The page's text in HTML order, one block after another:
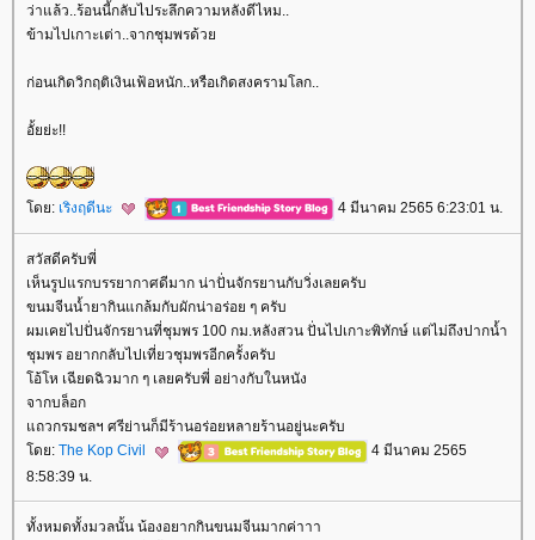
ว่าแล้ว..ร้อนนี้กลับไประลึกความหลังดีไหม..
ข้ามไปเกาะเต่า..จากชุมพรด้ว
ก่อนเกิดวิกฤติเงินเฟ้อหนัก..หรือเกิดสงครามโลก..
อั้ยย่ะ!!
ดย: เริงฤดีนะ 4 มีนาคม 2565 6:23:01 น.
สวัสดีครับพี่
เห็นรูปแรกบรรยากาศดีมาก น่าปั่นจักรยานกับวิ่งเลยครับ
ขนมจีนน้ำยากินแกล้มกับผักน่าอร่อย ๆ ครับ
ผมเคยไปปั่นจักรยานที่ชุมพร 100 กม.หลังสวน ปั่นไปเกาะพิทักษ์ แต่ไม่ถึงปากน้ำ
ชุมพร อยากกลับไปเที่ยวชุมพรอีกครั้งครับ
อ้โห เฉียดฉิวมาก ๆ เลยครับพี่ อย่างกับในหนัง
จากบล็อก
ถวกรมชลฯ ศรีย่านก็มีร้านอร่อยหลายร้านอยู่นะครับ
ดย: The Kop Civil
4 มีนาคม 2565
8:58:39 น.
ทั้งหมดทั้งมวลนั้น น้องอยากกินขนมจีนมากค่าาา